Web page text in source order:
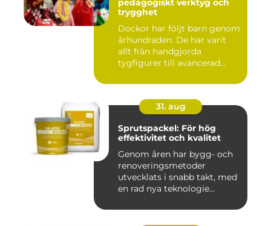
pedagogiskt verktyg och
trygghet
Dockor har följt barn genom
århundraden. De har varit
allt från handgjorda
tygfigurer till avancerad...
31. aug
Sprutspackel: För hög
effektivitet och kvalitet
Genom åren har bygg- och
renoveringsmetoder
utvecklats i snabb takt, med
en rad nya teknologie...